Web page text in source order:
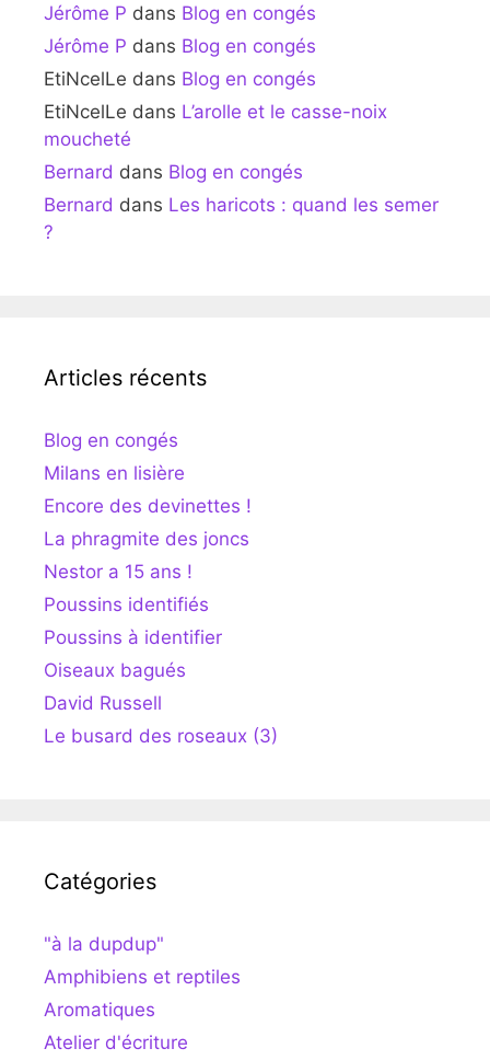
Jérôme P dans Blog en congés
Jérôme P dans Blog en congés
EtiNcelLe dans Blog en congés
EtiNcelLe dans L’arolle et le casse-noix
moucheté
Bernard dans Blog en congés
Bernard dans Les haricots : quand les semer
?
Articles récents
Blog en congés
Milans en lisière
Encore des devinettes !
La phragmite des joncs
Nestor a 15 ans !
Poussins identifiés
Poussins à identifier
Oiseaux bagués
David Russell
Le busard des roseaux (3)
Catégories
"à la dupdup"
Amphibiens et reptiles
Aromatiques
Atelier d'écriture